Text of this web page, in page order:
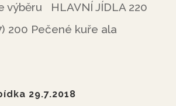
výběru HLAVNÍ JÍDLA 220
200 Pečené kuře ala
29.7.2018